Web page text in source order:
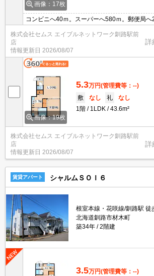
画像：17枚
コンビニへ40ｍ。スーパーへ580ｍ。郵便局へ
株式会社セムス エイブルネットワーク釧路駅前
店
情報更新日 2026/08/07
詳
画像：19枚
5.3万円(管理費等：--)
敷
なし 礼
なし
1階
1LDK 43.6m²
株式会社セムス エイブルネットワーク釧路駅前
店
情報更新日 2026/08/07
詳
賃貸アパート シャルムＳＯＩ６
根室本線・花咲線/釧路駅 徒
北海道釧路市材木町
築34年
2階建
3.5万円(管理費等：--)